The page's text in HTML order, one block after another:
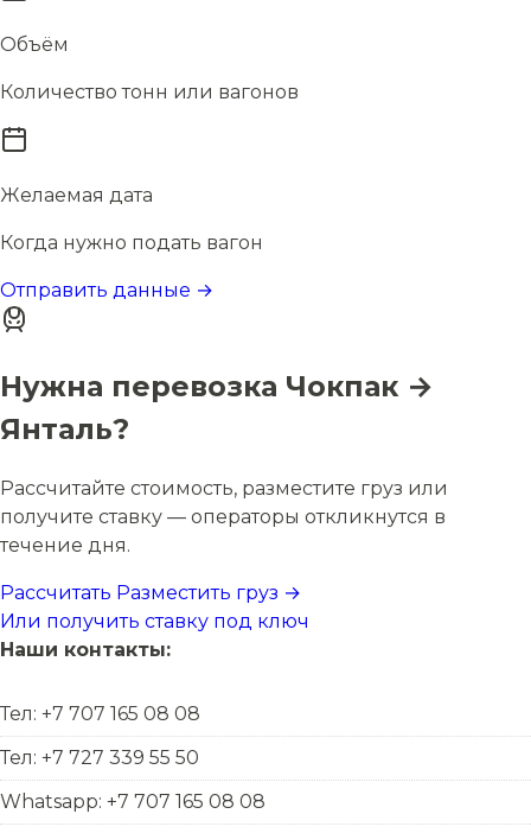
Объём
Количество тонн или вагонов
Желаемая дата
Когда нужно подать вагон
Отправить данные →
Нужна перевозка Чокпак →
Янталь?
Рассчитайте стоимость, разместите груз или
получите ставку — операторы откликнутся в
течение дня.
Рассчитать Разместить груз →
Или получить ставку под ключ
Наши контакты:
Тел: +7 707 165 08 08
Тел: +7 727 339 55 50
Whatsapp: +7 707 165 08 08